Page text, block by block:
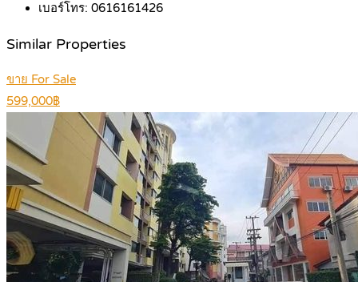
เบอร์โทร: 0616161426
Similar Properties
ขาย For Sale
599,000฿